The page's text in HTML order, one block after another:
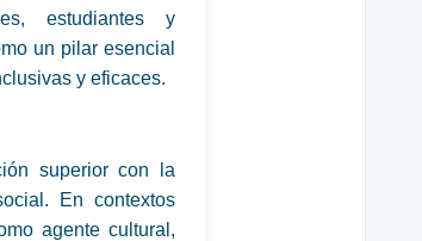
estudiantes y
un pilar esencial
y eficaces.
superior con la
En contextos
agente cultural,